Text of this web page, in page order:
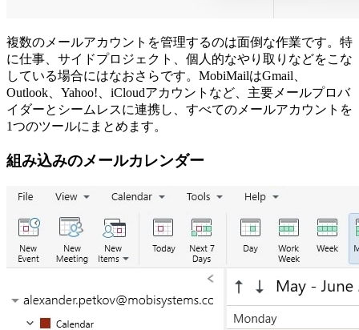
複数のメールアカウントを管理するのは面倒な作業です。特
に仕事、サイドプロジェクト、個人的なやり取りなどをこな
している場合にはなおさらです。MobiMailはGmail、
Outlook、Yahoo!、iCloudアカウントなど、主要メールプロバ
イダーとシームレスに連携し、すべてのメールアカウントを
1つのツールにまとめます。
組み込みのメールカレンダー